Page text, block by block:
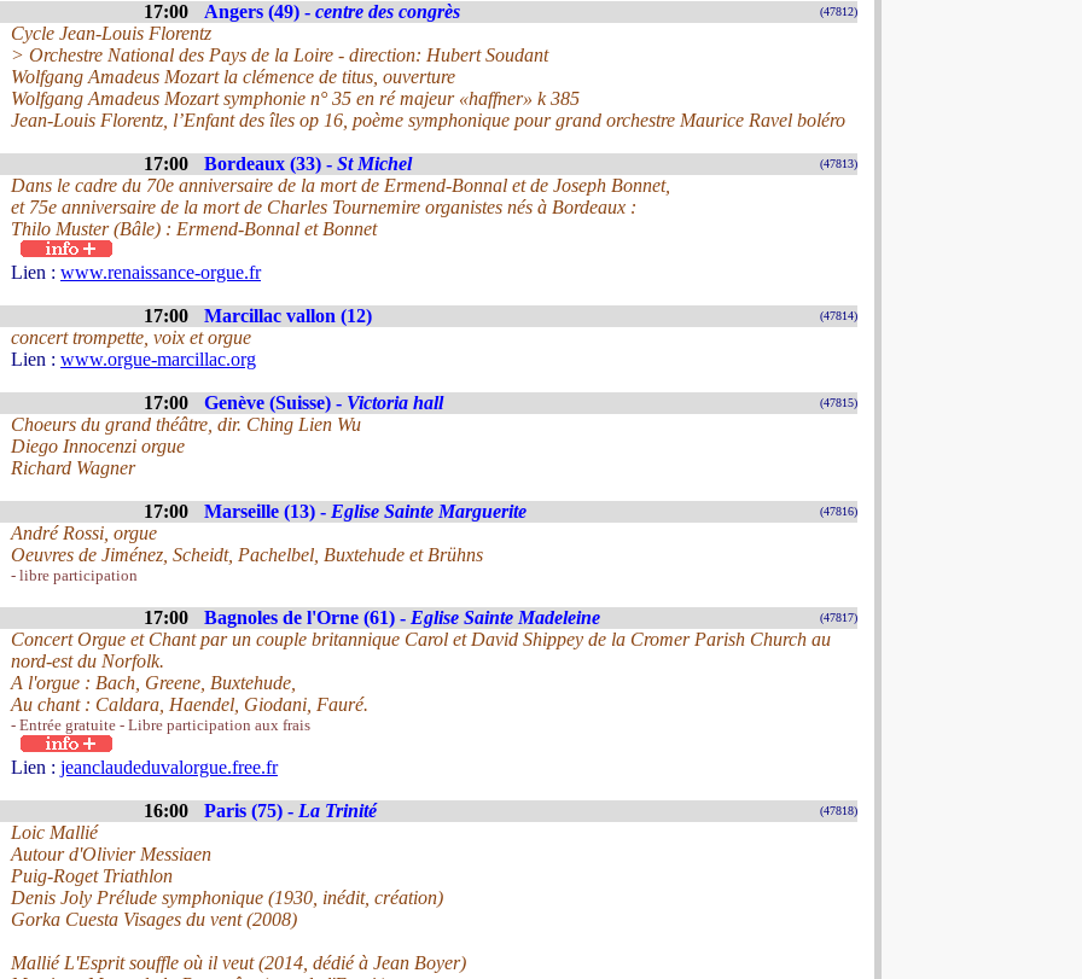
17:00 Angers (49) - centre des congrès (47812)
Cycle Jean-Louis Florentz
> Orchestre National des Pays de la Loire - direction: Hubert Soudant
Wolfgang Amadeus Mozart la clémence de titus, ouverture
Wolfgang Amadeus Mozart symphonie n° 35 en ré majeur «haffner» k 385
Jean-Louis Florentz, l’Enfant des îles op 16, poème symphonique pour grand orchestre Maurice Ravel boléro
17:00 Bordeaux (33) - St Michel (47813)
Dans le cadre du 70e anniversaire de la mort de Ermend-Bonnal et de Joseph Bonnet,
et 75e anniversaire de la mort de Charles Tournemire organistes nés à Bordeaux :
Thilo Muster (Bâle) : Ermend-Bonnal et Bonnet
Lien : www.renaissance-orgue.fr
17:00 Marcillac vallon (12) (47814)
concert trompette, voix et orgue
Lien : www.orgue-marcillac.org
17:00 Genève (Suisse) - Victoria hall (47815)
Choeurs du grand théâtre, dir. Ching Lien Wu
Diego Innocenzi orgue
Richard Wagner
17:00 Marseille (13) - Eglise Sainte Marguerite (47816)
André Rossi, orgue
Oeuvres de Jiménez, Scheidt, Pachelbel, Buxtehude et Brühns
- libre participation
17:00 Bagnoles de l'Orne (61) - Eglise Sainte Madeleine (47817)
Concert Orgue et Chant par un couple britannique Carol et David Shippey de la Cromer Parish Church au
nord-est du Norfolk.
A l'orgue : Bach, Greene, Buxtehude,
Au chant : Caldara, Haendel, Giodani, Fauré.
- Entrée gratuite - Libre participation aux frais
Lien : jeanclaudeduvalorgue.free.fr
16:00 Paris (75) - La Trinité (47818)
Loic Mallié
Autour d'Olivier Messiaen
Puig-Roget Triathlon
Denis Joly Prélude symphonique (1930, inédit, création)
Gorka Cuesta Visages du vent (2008)
Mallié L'Esprit souffle où il veut (2014, dédié à Jean Boyer)